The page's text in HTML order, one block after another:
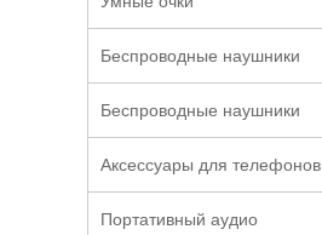
Беспроводные наушники
Беспроводные наушники
Аксессуары для телефонов
Портативный аудио